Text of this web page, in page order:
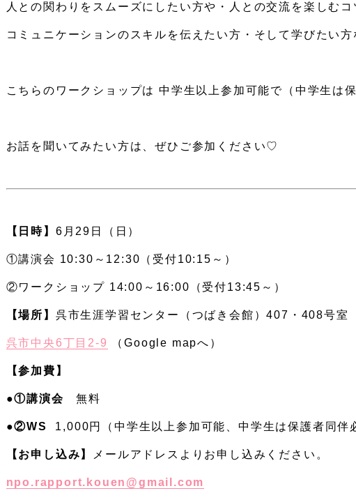
人との関わりをスムーズにしたい方や・人との交流を楽しむ
コミュニケーションのスキルを伝えたい方・そして学びたい
こちらのワークショップは 中学生以上参加可能で（中学生は
お話を聞いてみたい方は、ぜひご参加ください♡
【日時】 6月29日（日）
①講演会 10:30～12:30（受付10:15～）
②ワークショップ 14:00～16:00（受付13:45～）
【場所】 呉市生涯学習センター（つばき会館）407・408号室
呉市中央6丁目2-9 （Google mapへ）
【参加費】
●①講演会 無料
●②WS 1,000円（中学生以上参加可能、中学生は保護者同伴
【お申し込み】 メールアドレスよりお申し込みください。
npo .rapport.kouen@gmail.com